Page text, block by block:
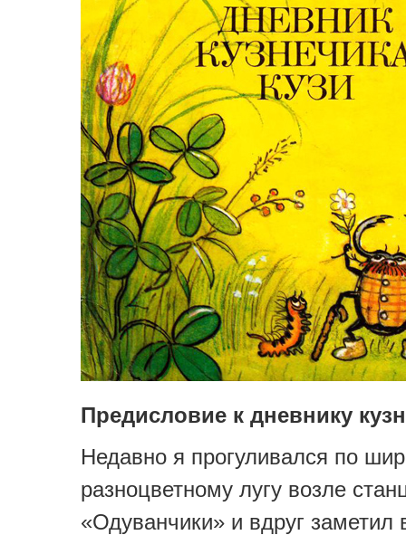
Предисловие к дневнику
Недавно я прогуливался по
разноцветному лугу возле
«Одуванчики» и вдруг заметил